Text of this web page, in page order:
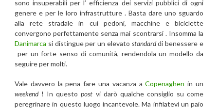
sono insuperabili per l’ efficienza dei servizi pubblici di ogni
genere e per le loro infrastrutture . Basta dare uno sguardo
alla rete stradale in cui pedoni, macchine e biciclette
convergono perfettamente senza mai scontrarsi . Insomma la
Danimarca si distingue per un elevato standarddi benessere e
per un forte senso di comunità, rendendola un modello da
seguire per molti.
Vale davvero la pena fare una vacanza aCopenaghen in un
weekend! In questopost vi darò qualche consiglio su come
peregrinare in questo luogo incantevole. Ma infilatevi un paio